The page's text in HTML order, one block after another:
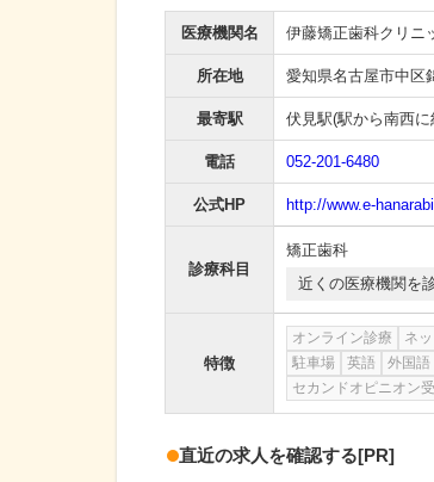
医療機関名 伊藤矯正歯科クリニ
所在地 愛知県名古屋市中区
最寄駅 伏見駅(駅から南西に
電話 052-201-6480
公式HP http://www.e-
診療科目
矯正歯科
近くの医療機関を
特徴
オンライン診療 ネ
駐車場
英語 外国語
セカンドオピニオン
直近の求人を確認する[PR]